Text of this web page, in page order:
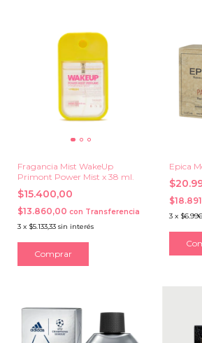
Fragancia Mist WakeUp
Primont Power Mist x 38 ml.
$15.400,00
$13.860,00 con Transferencia
3 x $5.133,33 sin interés
Epica
3 x